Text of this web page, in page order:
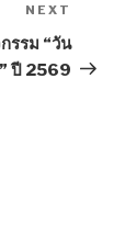
Post
NEXT
รรม “วัน
ปี 2569